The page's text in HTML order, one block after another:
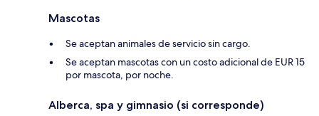
Mascotas
Se aceptan animales de servicio sin cargo.
Se aceptan mascotas con un costo adicional de EUR 15
por mascota, por noche.
Alberca, spa y gimnasio (si corresponde)